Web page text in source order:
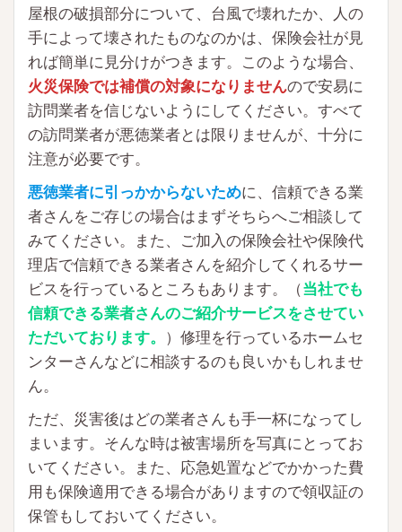
屋根の破損部分について、台風で壊れたか、人の
手によって壊されたものなのかは、保険会社が見
れば簡単に見分けがつきます。このような場合、
火災保険では補償の対象になりませんので安易に
訪問業者を信じないようにしてください。すべて
の訪問業者が悪徳業者とは限りませんが、十分に
注意が必要です。
悪徳業者に引っかからないために、信頼できる業
者さんをご存じの場合はまずそちらへご相談して
みてください。また、ご加入の保険会社や保険代
理店で信頼できる業者さんを紹介してくれるサー
ビスを行っているところもあります。（当社でも
信頼できる業者さんのご紹介サービスをさせてい
ただいております。 ）修理を行っているホームセ
ンターさんなどに相談するのも良いかもしれませ
ん。
ただ、災害後はどの業者さんも手一杯になってし
まいます。そんな時は被害場所を写真にとってお
いてください。また、応急処置などでかかった費
用も保険適用できる場合がありますので領収証の
保管もしておいてください。